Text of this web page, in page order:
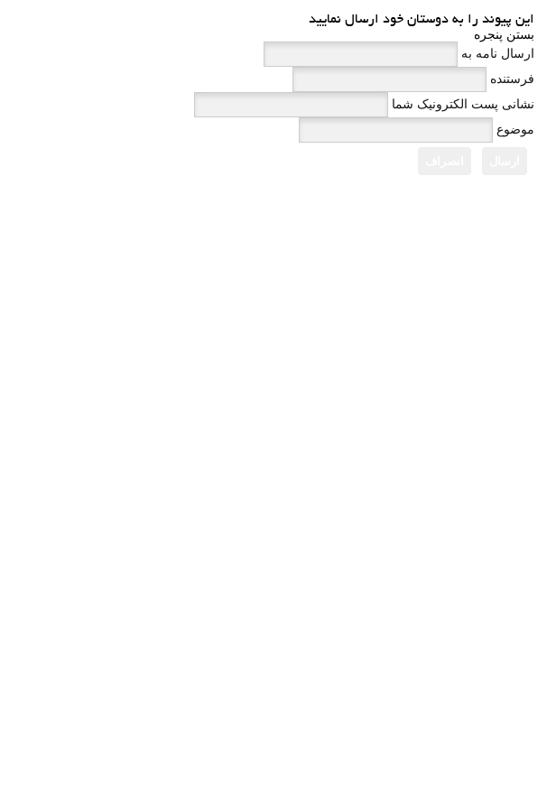
این پیوند را به دوستان خود ارسال نمایید
بستن پنجره
ارسال نامه به
فرستنده
نشانی پست الکترونیک شما
موضوع